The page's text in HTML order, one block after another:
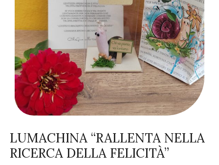
LUMACHINA “RALLENTA NELLA
RICERCA DELLA FELICITÀ”